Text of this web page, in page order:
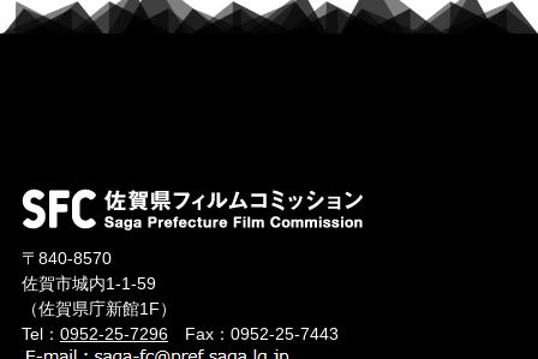
〒840-8570
佐賀市城内1-1-59
（佐賀県庁新館1F）
Tel： 0952-25-7296Fax：0952-25-7443